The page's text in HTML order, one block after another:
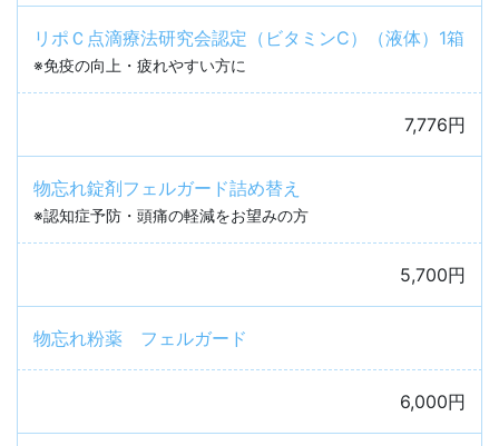
リポＣ点滴療法研究会認定（ビタミンC）（液体）1箱
※免疫の向上・疲れやすい方に
7,776円
物忘れ錠剤フェルガード詰め替え
※認知症予防・頭痛の軽減をお望みの方
5,700円
物忘れ粉薬 フェルガード
6,000円